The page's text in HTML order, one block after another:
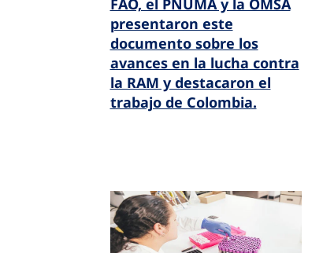
FAO, el PNUMA y la OMSA
presentaron este
documento sobre los
avances en la lucha contra
la RAM y destacaron el
trabajo de Colombia.